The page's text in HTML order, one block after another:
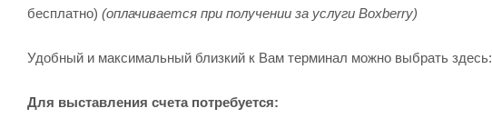
бесплатно) (оплачивается при получении за услуги Boxberry)
Удобный и максимальный близкий к Вам терминал можно выбрать здесь:
Для выставления счета потребуется: